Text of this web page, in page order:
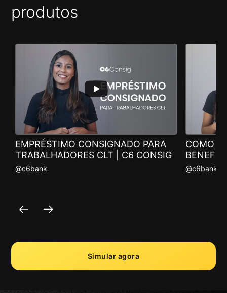
produtos
EMPRÉSTIMO CONSIGNADO PARA
TRABALHADORES CLT | C6 CONSIG
@c6bank
COMO
@c6bank
Simular agora